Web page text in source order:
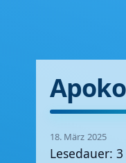
18. März 2025
Lesedauer: